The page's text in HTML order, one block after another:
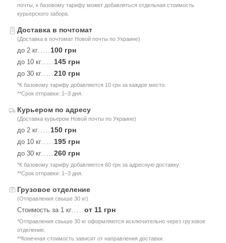
почты, к базовому тарифу может добавляться отдельная стоимость
курьерского забора.
Доставка в почтомат
(Доставка в почтомат Новой почты по Украине)
до 2 кг..... 100 грн
до 10 кг..... 145 грн
до 30 кг.....210 грн
*К базовому тарифу добавляется 10 грн за каждое место.
**Срок отправки: 1–3 дня.
Курьером по адресу
(Доставка курьером Новой почты по Украине)
до 2 кг..... 150 грн
до 10 кг..... 195 грн
до 30 кг.....260 грн
*К базовому тарифу добавляется 60 грн за адресную доставку.
**Срок отправки: 1–3 дня.
Грузовое отделение
(Отправления свыше 30 кг)
Стоимость за 1 кг.....от 11 грн
*Отправления свыше 30 кг оформляются исключительно через грузовое
отделение.
**Конечная стоимость зависит от направления доставки.